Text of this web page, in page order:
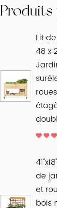
Produits
Lit
48 x
de
et
bois